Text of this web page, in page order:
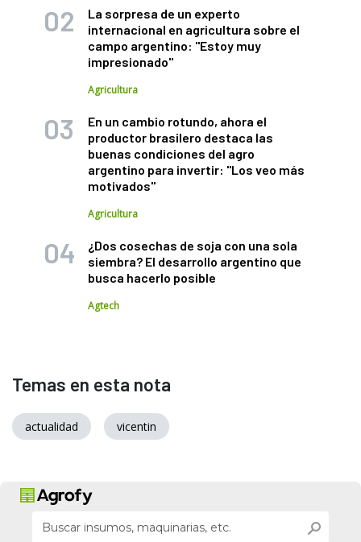
La sorpresa de un experto
internacional en agricultura sobre el
campo argentino: "Estoy muy
impresionado"
Agricultura
En un cambio rotundo, ahora el
productor brasilero destaca las
buenas condiciones del agro
argentino para invertir: "Los veo más
motivados"
Agricultura
¿Dos cosechas de soja con una sola
siembra? El desarrollo argentino que
busca hacerlo posible
Agtech
Temas en esta nota
actualidad vicentin